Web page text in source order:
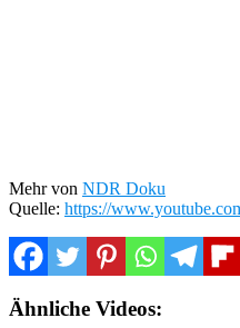
Mehr von NDR Doku
Quelle: https://
Ähnliche Videos: